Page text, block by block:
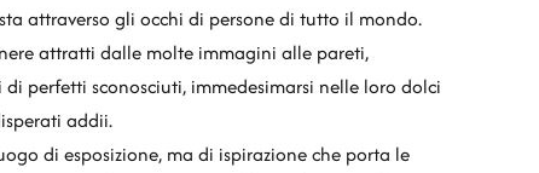
attraverso gli occhi di persone di tutto il mondo.
attratti dalle molte immagini alle pareti,
perfetti sconosciuti, immedesimarsi nelle loro dolci
addii.
di esposizione, ma di ispirazione che porta le